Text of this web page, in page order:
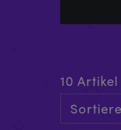
10